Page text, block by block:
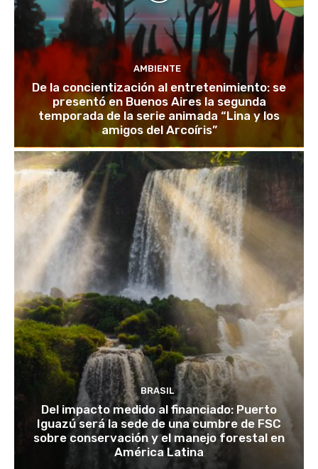
AMBIENTE
De la concientización al entretenimiento: se
presentó en Buenos Aires la segunda
temporada de la serie animada “Lina y los
amigos del Arcoíris”
BRASIL
Del impacto medido al financiado: Puerto
Iguazú será la sede de una cumbre de FSC
sobre conservación y el manejo forestal en
América Latina